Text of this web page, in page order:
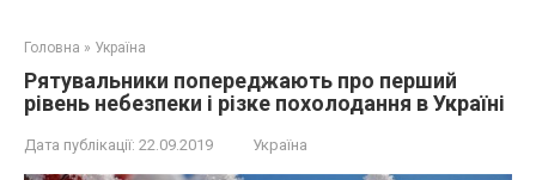
Головна » Україна
Рятувальники попереджають про перший
рівень небезпеки і різке похолодання в Україні
Дата публікації: 22.09.2019 Україна